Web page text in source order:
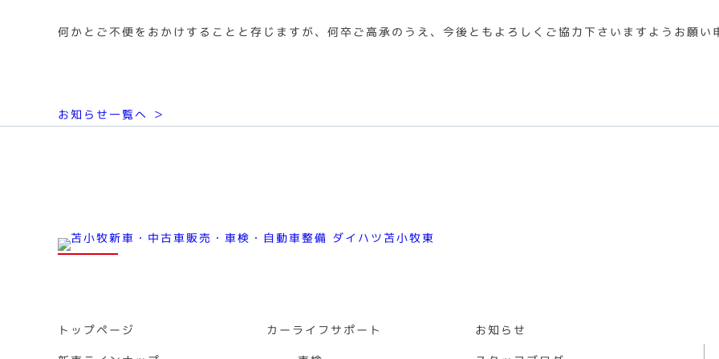
何かとご不便をおかけすることと存じますが、何卒ご高承のうえ、今後ともよろしくご協力下さいますようお願い
お知らせ一覧へ ＞
トップページ
カーライフサポート
お知らせ